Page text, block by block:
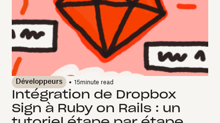
Développeurs 15minute read
Intégration de Dropbox
Sign à Ruby on Rails : un